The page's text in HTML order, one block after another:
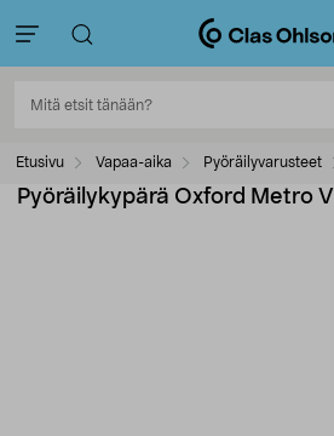
Etusivu Vapaa-aika Pyöräilyvarusteet
Pyöräilykypärä Oxford Metro V